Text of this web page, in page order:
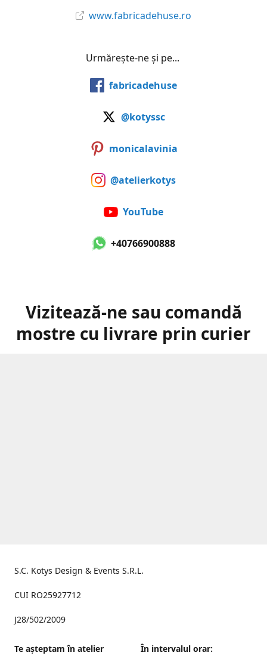
www.fabricadehuse.ro
Urmărește-ne și pe...
fabricadehuse
@kotyssc
monicalavinia
@atelierkotys
YouTube
+40766900888
Vizitează-ne sau comandă
mostre cu livrare prin curier
S.C. Kotys Design & Events S.R.L.
CUI RO25927712
J28/502/2009
Te aşteptam în atelier
În intervalul orar: